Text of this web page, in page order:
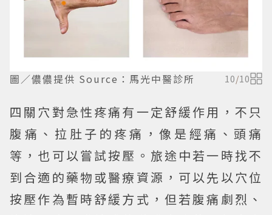
圖／儂儂提供 Source：馬光中醫診所 10/10
四關穴對急性疼痛有一定舒緩作用，不只
腹痛、拉肚子的疼痛，像是經痛、頭痛
等，也可以嘗試按壓。旅途中若一時找不
到合適的藥物或醫療資源，可以先以穴位
按壓作為暫時舒緩方式，但若腹痛劇烈、